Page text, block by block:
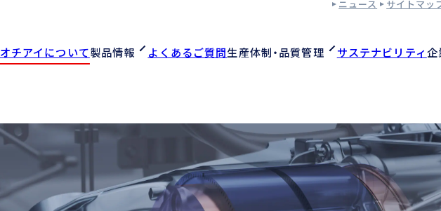
オチアイについて製品情報 よくあるご質問生産体制・品質管理 サステナビリティ企
ニュース サイトマッ